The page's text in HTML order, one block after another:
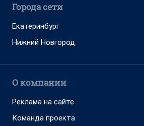
Города сети
Екатеринбург
Нижний Новгород
О компании
Реклама на сайте
Команда проекта